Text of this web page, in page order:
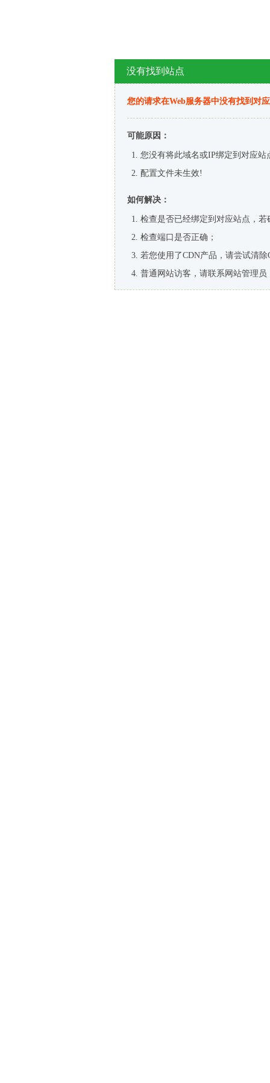
没有找到站点
您的请求在Web服务器中没有找到对
可能原因：
您没有将此域名或IP绑定到对应站
配置文件未生效!
如何解决：
检查是否已经绑定到对应站点，
检查端口是否正确；
若您使用了CDN产品，请尝试清除
普通网站访客，请联系网站管理员